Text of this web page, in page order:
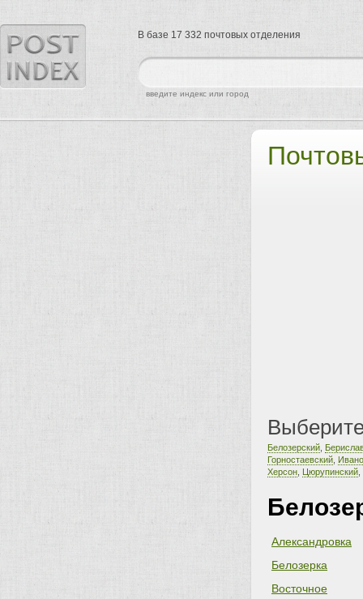
Белозерский
Горностаевский
Херсон Цюрупинский
Александровка
Белозерка
Восточное
найти
введите индекс или город
В базе 17 332 почтовых отделения